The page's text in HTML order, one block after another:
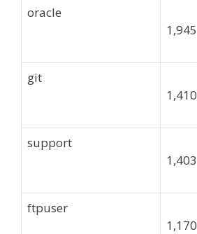
oracle
1,945
git
1,410
support
1,403
ftpuser
1,170